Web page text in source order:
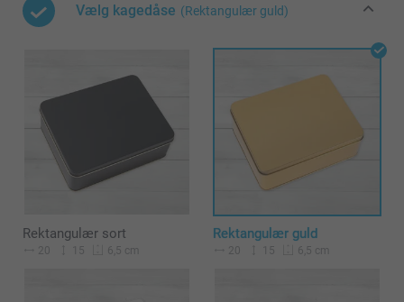
Vælg kagedåse (Rektangulær guld)
Rektangulær sort
20 15 6,5 cm
Rektangulær guld
20 15 6,5 cm